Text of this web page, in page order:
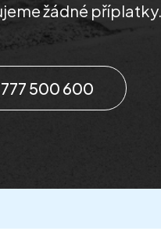
žádné příplatky.
500 600